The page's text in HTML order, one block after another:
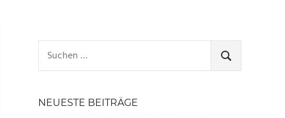
nach:
SUCHEN
NEUESTE BEITRÄGE